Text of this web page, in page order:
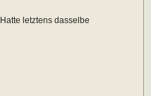
letztens dasselbe